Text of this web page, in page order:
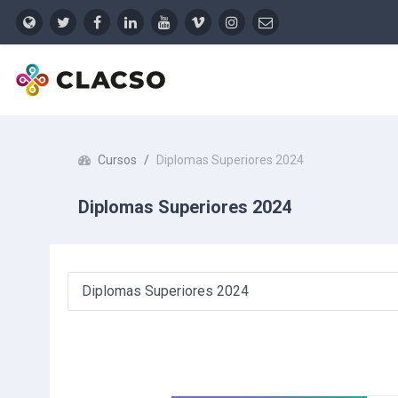
Cursos Diplomas Superiores 2024
Diplomas Superiores 2024
Categorías